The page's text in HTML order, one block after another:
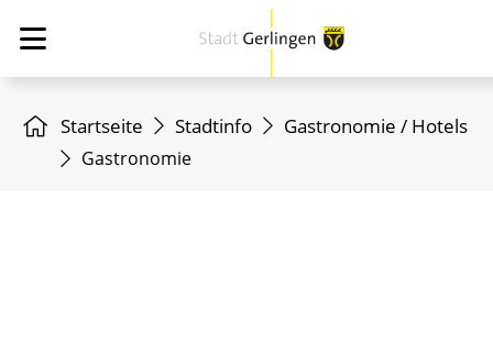
Startseite Stadtinfo Gastronomie / Hotels
Gastronomie